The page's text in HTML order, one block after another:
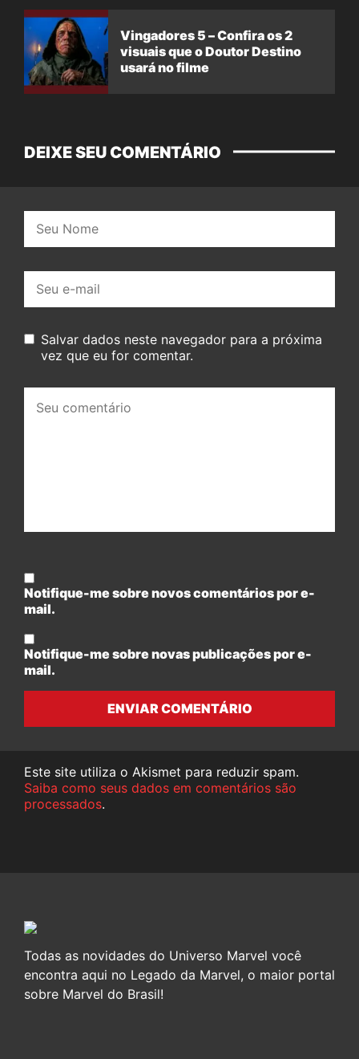
Vingadores 5 – Confira os 2
visuais que o Doutor Destino
usará no filme
DEIXE SEU COMENTÁRIO
mail:
Salvar dados neste navegador para a próxima
vez que eu for comentar.
comentário:
Notifique-me sobre novos comentários por e-
mail.
Notifique-me sobre novas publicações por e-
mail.
ENVIAR COMENTÁRIO
Este site utiliza o Akismet para reduzir spam.
Saiba como seus dados em comentários são
processados.
Todas as novidades do Universo Marvel você
encontra aqui no Legado da Marvel, o maior portal
sobre Marvel do Brasil!